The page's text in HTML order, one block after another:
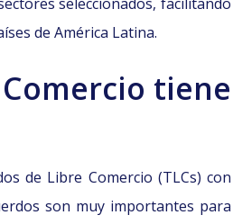
de América Latina.
tiene
de Libre Comercio (TLCs) con
son muy importantes para